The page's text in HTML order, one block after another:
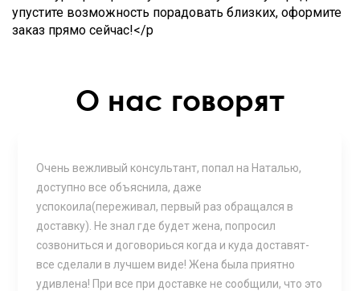
упустите возможность порадовать близких, оформите
заказ прямо сейчас!</p
О нас говорят
Очень вежливый консультант, попал на Наталью,
доступно все объяснила, даже
успокоила(переживал, первый раз обращался в
доставку). Не знал где будет жена, попросил
созвониться и договориься когда и куда доставят-
все сделали в лучшем виде! Жена была приятно
удивлена! При все при доставке не сообщили, что это